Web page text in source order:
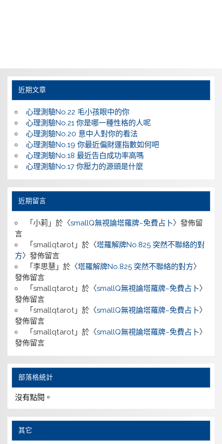
近期文章
心理測驗No.22 毛小孩眼中的你
心理測驗No.21 你是哪一種性格的人呢
心理測驗No.20 意中人對你的看法
心理測驗No.19 你最近偏財運指數如何吧
心理測驗No.18 最近告白成功率高嗎
心理測驗No.17 你壓力的源頭是什麼
近期留言
「 小莉」於〈smallQ無視論塔羅牌~免費占卜〉發佈留
言
「 smallqtarot」於〈塔羅解牌No.825 突然不聯絡的對
方〉發佈留言
「 李思慧」於〈塔羅解牌No.825 突然不聯絡的對方〉
發佈留言
「 smallqtarot」於〈smallQ無視論塔羅牌~免費占卜〉
發佈留言
「 smallqtarot」於〈smallQ無視論塔羅牌~免費占卜〉
發佈留言
「 smallqtarot」於〈smallQ無視論塔羅牌~免費占卜〉
發佈留言
部落格統計
沒有點閱。
其它